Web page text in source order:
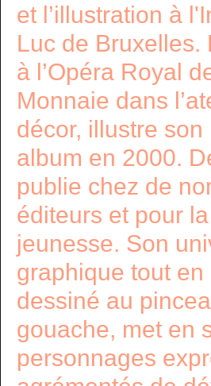
et l’illustration à
Luc de Bruxelles.
à l’Opéra Royal
Monnaie dans
décor, illustre son
album en 2000.
publie chez de
éditeurs et pour
jeunesse. Son
graphique tout en
dessiné au
gouache, met en
personnages